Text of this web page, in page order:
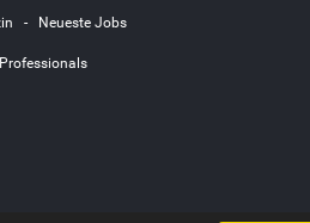
- Neueste Jobs